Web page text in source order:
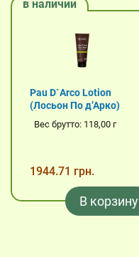
в наличии
Pau D`Arco Lotion
(Лосьон По д’Арко)
Вес брутто: 118,00 г
1944.71 грн.
В корзину